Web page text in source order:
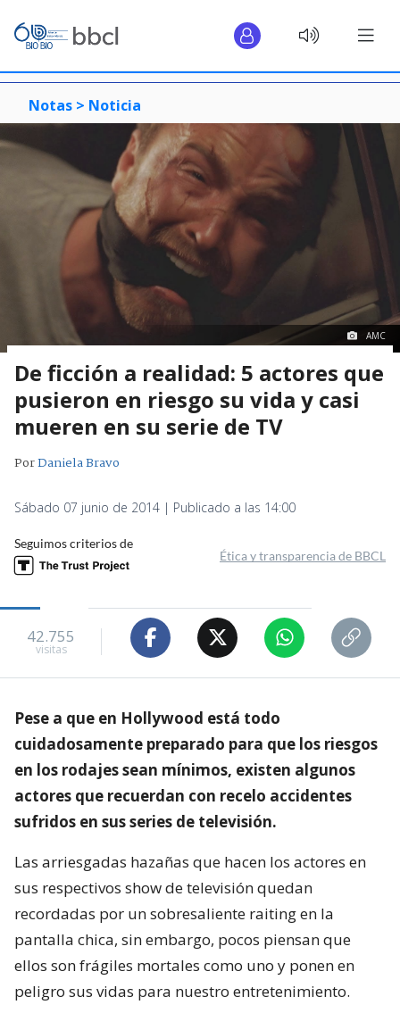
Notas > Noticia
AMC
De ficción a realidad: 5 actores que
pusieron en riesgo su vida y casi
mueren en su serie de TV
PorDaniela Bravo
Sábado 07 junio de 2014 | Publicado a las 14:00
Seguimos criterios de
Ética y transparencia de BBCL
42.755
visitas
Pese a que en Hollywood está todo
cuidadosamente preparado para que los riesgos
en los rodajes sean mínimos, existen algunos
actores que recuerdan con recelo accidentes
sufridos en sus series de televisión.
Las arriesgadas hazañas que hacen los actores en
sus respectivos show de televisión quedan
recordadas por un sobresaliente raiting en la
pantalla chica, sin embargo, pocos piensan que
ellos son frágiles mortales como uno y ponen en
peligro sus vidas para nuestro entretenimiento.